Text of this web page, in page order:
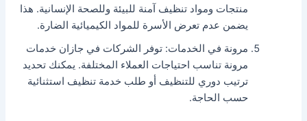
منتجات ومواد تنظيف آمنة للبيئة وللصحة الإنسانية. هذا
يضمن عدم تعرض الأسرة للمواد الكيميائية الضارة.
مرونة في الخدمات: توفر الشركات في جازان خدمات
مرونة تناسب احتياجات العملاء المختلفة. يمكنك تحديد
ترتيب دوري للتنظيف أو طلب خدمة تنظيف استثنائية
حسب الحاجة.